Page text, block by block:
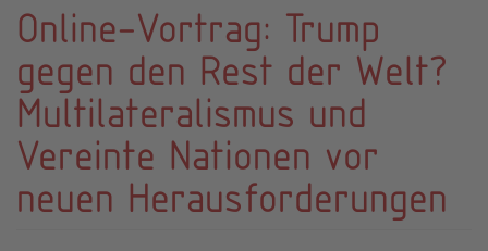
Online-Vortrag: Trump
gegen den Rest der Welt?
Multilateralismus und
Vereinte Nationen vor
neuen Herausforderungen